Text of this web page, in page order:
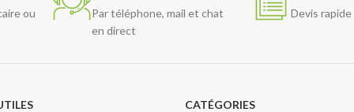
ou
Par téléphone, mail et chat
en direct
Devis
CATÉGORIES